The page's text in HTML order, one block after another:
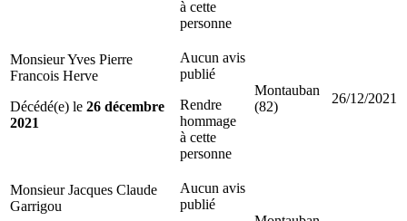
à cette
personne
Monsieur Yves Pierre
Francois Herve
Décédé(e) le 26 décembre
2021
Aucun avis
publié
Rendre
hommage
à cette
personne
Montauban
(82)
26/12/2021
Monsieur Jacques Claude
Garrigou
Aucun avis
publié